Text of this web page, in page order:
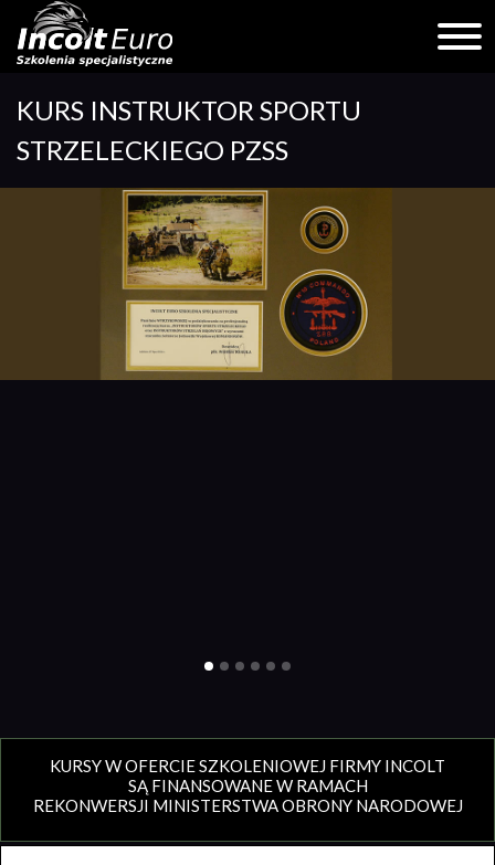
content
KURS INSTRUKTOR SPORTU
STRZELECKIEGO PZSS
KURSY W OFERCIE SZKOLENIOWEJ FIRMY INCOLT
SĄ FINANSOWANE W RAMACH
REKONWERSJI MINISTERSTWA OBRONY NARODOWEJ